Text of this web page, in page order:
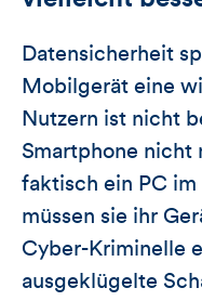
Datensicherheit
Mobilgerät eine
Nutzern ist nicht
Smartphone nicht
faktisch ein PC
müssen sie ihr
Cyber-Kriminelle
ausgeklügelte